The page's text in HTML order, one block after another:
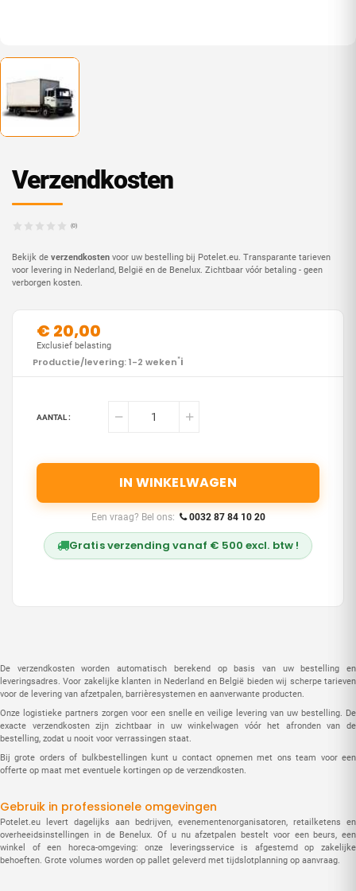
De verzendkosten worden automatisch berekend op basis van uw bestelling en
leveringsadres. Voor zakelijke klanten in Nederland en België bieden wij scherpe tarieven
voor de levering van afzetpalen, barrièresystemen en aanverwante producten.
Onze logistieke partners zorgen voor een snelle en veilige levering van uw bestelling. De
exacte verzendkosten zijn zichtbaar in uw winkelwagen vóór het afronden van de
bestelling, zodat u nooit voor verrassingen staat.
Bij grote orders of bulkbestellingen kunt u contact opnemen met ons team voor een
offerte op maat met eventuele kortingen op de verzendkosten.
Gebruik in professionele omgevingen
Potelet.eu levert dagelijks aan bedrijven, evenementenorganisatoren, retailketens en
overheeidsinstellingen in de Benelux. Of u nu afzetpalen bestelt voor een beurs, een
winkel of een horeca-omgeving: onze leveringsservice is afgestemd op zakelijke
behoeften. Grote volumes worden op pallet geleverd met tijdslotplanning op aanvraag.
Verzendkosten
(0)
Bekijk de verzendkosten voor uw bestelling bij Potelet.eu. Transparante tarieven
voor levering in Nederland, België en de Benelux. Zichtbaar vóór betaling - geen
verborgen kosten.
€ 20,00
Productie/levering: 1-2 weken*i
Exclusief belasting
AANTAL :
IN WINKELWAGEN
Een vraag? Bel ons: 0032 87 84 10 20
Gratis verzending vanaf € 500 excl. btw !